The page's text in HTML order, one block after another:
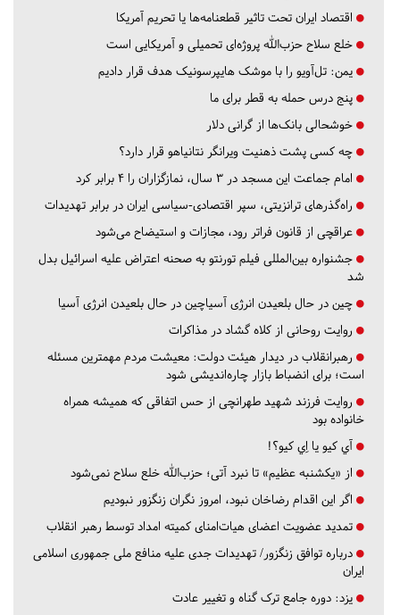
اقتصاد ایران تحت تاثیر قطعنامه‌ها یا تحریم‌ آمریکا
خلع سلاح حزب‌الله پروژه‌ای تحمیلی و آمریکایی است
یمن: تل‌آویو را با موشک هایپرسونیک هدف قرار دادیم
پنج درس‌ حمله به قطر برای ما
خوشحالی بانک‌ها از گرانی دلار
چه کسی پشت ذهنیت ویرانگر نتانیاهو قرار دارد؟
امام جماعت این مسجد در ۳ سال، نمازگزاران را ۴ برابر کرد
راه‌گذرهای ترانزیتی، سپر اقتصادی-سیاسی ایران در برابر تهدیدات
عراقچی از قانون فراتر رود، مجازات و استیضاح می‌شود
جشنواره بین‌المللی فیلم تورنتو به صحنه اعتراض علیه اسرائیل بدل
شد
چین در حال بلعیدن انرژی آسیاچین در حال بلعیدن انرژی آسیا
روایت روحانی از کلاه گشاد در مذاکرات
رهبرانقلاب در دیدار هیئت دولت: معیشت مردم مهمترین مسئله
است؛ برای انضباط بازار چاره‌اندیشی شود
روایت فرزند شهید طهرانچی از حس اتفاقی که همیشه همراه
خانواده بود
آي كيو يا اِي كيو؟!
از «یکشنبه عظیم» تا نبرد آتی؛ حزب‌الله خلع سلاح نمی‌شود
اگر این اقدام رضاخان نبود، امروز نگران زنگزور نبودیم
تمدید عضویت اعضای هیات‌امنای کمیته امداد توسط رهبر انقلاب
درباره توافق زنگزور/ تهدیدات جدی علیه منافع ملی جمهوری اسلامی
ایران
یزد: دوره جامع ترک گناه و تغییر عادت